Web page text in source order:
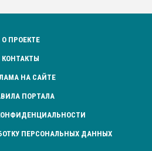
О ПРОЕКТЕ
КОНТАКТЫ
НА САЙТЕ
ПОРТАЛА
ПЕРСОНАЛЬНЫХ ДАННЫХ